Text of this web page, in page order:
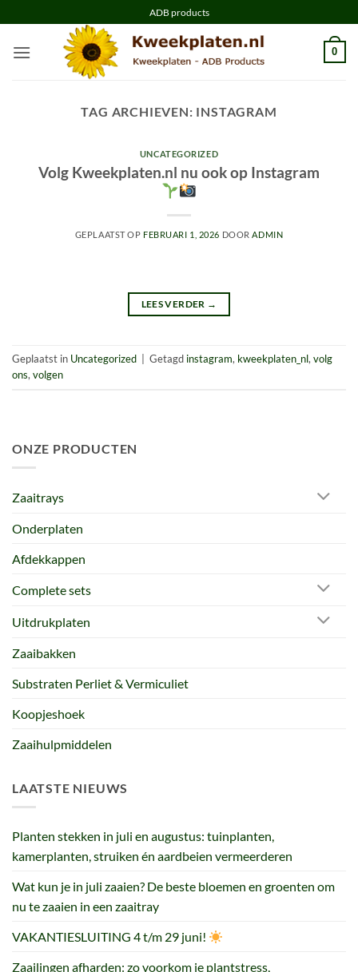
naar
inhoud
ADB products
0
TAG ARCHIEVEN: INSTAGRAM
UNCATEGORIZED
Volg Kweekplaten.nl nu ook op Instagram
GEPLAATST OP FEBRUARI 1, 2026 DOOR ADMIN
LEES VERDER →
Geplaatst in Uncategorized Getagd instagram, kweekplaten_nl, volg
ons, volgen
ONZE PRODUCTEN
Zaaitrays
Onderplaten
Afdekkappen
Complete sets
Uitdrukplaten
Zaaibakken
Substraten Perliet & Vermiculiet
Koopjeshoek
Zaaihulpmiddelen
LAATSTE NIEUWS
Planten stekken in juli en augustus: tuinplanten,
kamerplanten, struiken én aardbeien vermeerderen
Wat kun je in juli zaaien? De beste bloemen en groenten om
nu te zaaien in een zaaitray
VAKANTIESLUITING 4 t/m 29 juni!
Zaailingen afharden: zo voorkom je plantstress,